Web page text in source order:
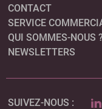
CONTACT
SERVICE
QUI SOMMES-NOUS ?
NEWSLETTERS
SUIVEZ-NOUS :